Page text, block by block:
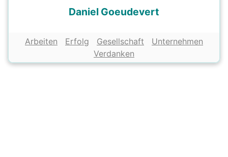
Daniel Goeudevert
Arbeiten Erfolg Gesellschaft
Unternehmen
Verdanken